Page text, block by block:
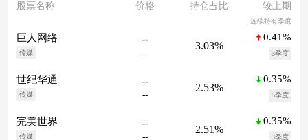
股票名称
价格 持仓占比 较上期
连续持有季度
巨人网络
传媒
--
--
3.03%
0.41%
3季度
世纪华通
传媒
--
--
2.53%
0.35%
5季度
完美世界
传媒
--
--
2.51%
0.35%
3季度